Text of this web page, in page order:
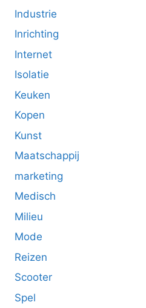
Industrie
Inrichting
Internet
Isolatie
Keuken
Kopen
Kunst
Maatschappij
marketing
Medisch
Milieu
Mode
Reizen
Scooter
Spel